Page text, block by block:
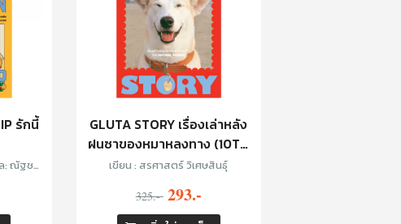
รักนี้
GLUTA STORY เรื่องเล่าหลัง
ฝนซาของหมาหลงทาง (10TH
ANNIVERSARY EDITION)
เขียน : สรศาสตร์ วิเศษสินธุ์
325.- 293.-